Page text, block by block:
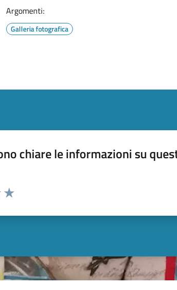
Argomenti:
Galleria fotografica
chiare le informazioni su
la pagina